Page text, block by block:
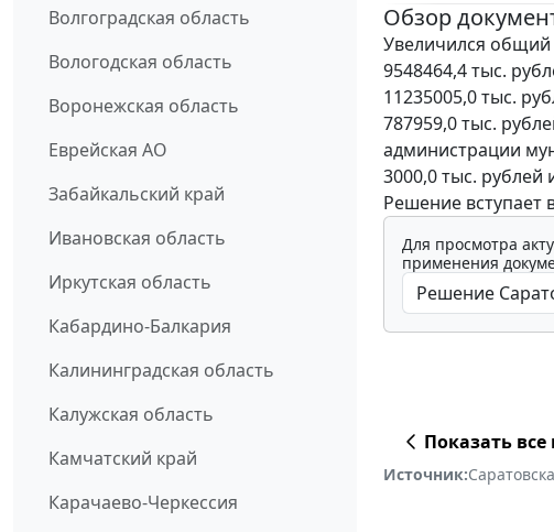
Волгоградская область
Вологодская область
Воронежская область
Еврейская АО
Забайкальский край
Ивановская область
Иркутская область
Кабардино-Балкария
Калининградская область
Калужская область
Камчатский край
Карачаево-Черкессия
Обзор
Увеличился общий
9548464,4 тыс.
11235005,0 тыс.
787959,0 тыс.
администрации
3000,0 тыс. рублей
Решение вступает
Для просмотра
применения
Показать
Источник: